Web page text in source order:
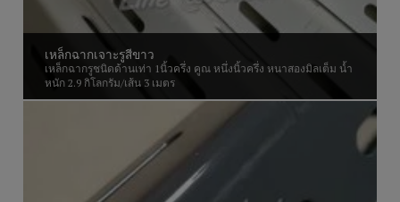
เหล็กฉากเจาะรูสีขาว
เหล็กฉากรูชนิดด้านเท่า 1นิ้วครึ่ง คูณ หนึ่งนิ้วครึ่ง หนาสองมิลเต็ม น้ำ
หนัก 2.9 กิโลกรัม/เส้น 3 เมตร